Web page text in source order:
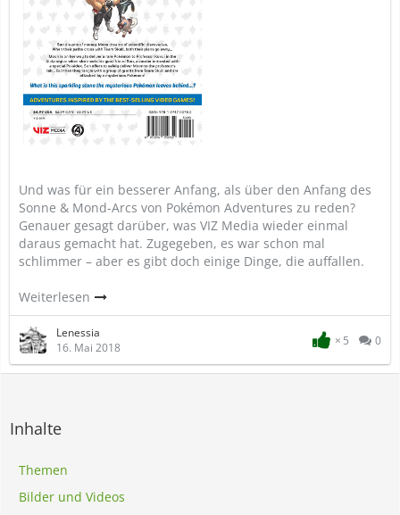
Und was für ein besserer Anfang, als über den Anfang des
Sonne & Mond-Arcs von Pokémon Adventures zu reden?
Genauer gesagt darüber, was VIZ Media wieder einmal
daraus gemacht hat. Zugegeben, es war schon mal
schlimmer – aber es gibt doch einige Dinge, die auffallen.
Weiterlesen
Lenessia
16. Mai 2018
5 0
Inhalte
Themen
Bilder und Videos